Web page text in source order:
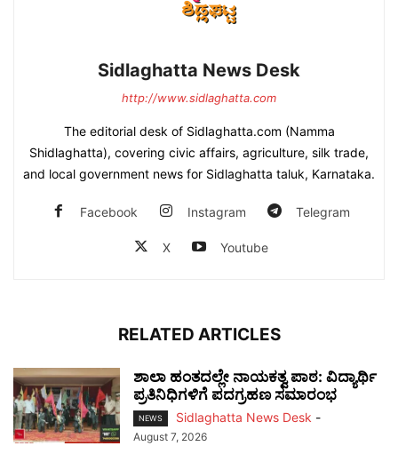
Sidlaghatta News Desk
http://www.sidlaghatta.com
The editorial desk of Sidlaghatta.com (Namma
Shidlaghatta), covering civic affairs, agriculture, silk trade,
and local government news for Sidlaghatta taluk, Karnataka.
Facebook Instagram Telegram
X Youtube
RELATED ARTICLES
ಶಾಲಾ ಹಂತದಲ್ಲೇ ನಾಯಕತ್ವ ಪಾಠ: ವಿದ್ಯಾರ್ಥಿ
ಪ್ರತಿನಿಧಿಗಳಿಗೆ ಪದಗ್ರಹಣ ಸಮಾರಂಭ
NEWS Sidlaghatta News Desk -
August 7, 2026